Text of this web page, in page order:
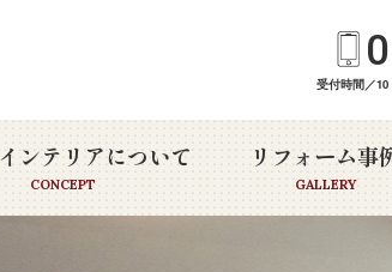
受付時間／
ンテリアについて
CONCEPT
リフォーム事
GALLERY